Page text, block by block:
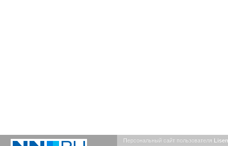
Персональный сайт пользователя